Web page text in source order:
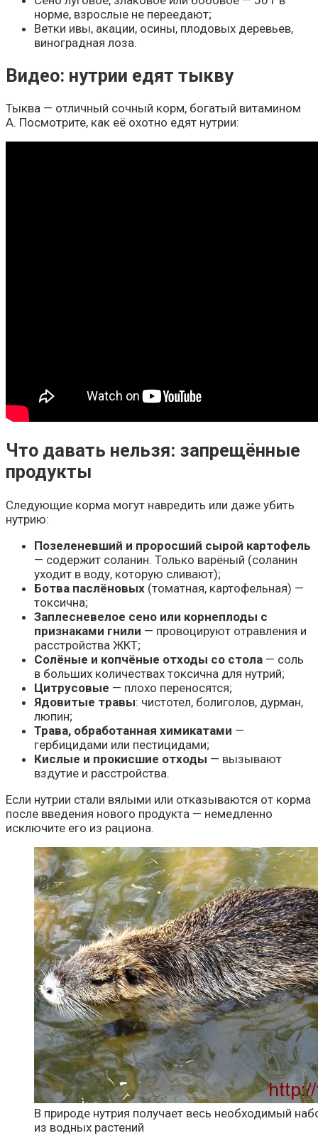
норме, взрослые не переедают;
Ветки ивы, акации, осины, плодовых деревьев,
виноградная лоза.
Видео: нутрии едят тыкву
Тыква — отличный сочный корм, богатый витамином
А. Посмотрите, как её охотно едят нутрии:
Что давать нельзя: запрещённые
продукты
Следующие корма могут навредить или даже убить
нутрию:
Позеленевший и проросший сырой картофель
— содержит соланин. Только варёный (соланин
уходит в воду, которую сливают);
Ботва паслёновых (томатная, картофельная) —
токсична;
Заплесневелое сено или корнеплоды с
признаками гнили — провоцируют отравления и
расстройства ЖКТ;
Солёные и копчёные отходы со стола — соль
в больших количествах токсична для нутрий;
Цитрусовые — плохо переносятся;
Ядовитые травы: чистотел, болиголов, дурман,
люпин;
Трава, обработанная химикатами —
гербицидами или пестицидами;
Кислые и прокисшие отходы — вызывают
вздутие и расстройства.
Если нутрии стали вялыми или отказываются от корма
после введения нового продукта — немедленно
исключите его из рациона.
В природе нутрия получает весь необходимый
из водных растений